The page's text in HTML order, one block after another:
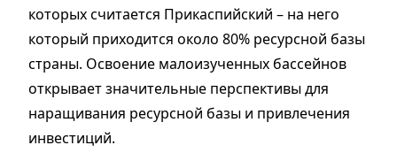
которых считается Прикаспийский – на него
который приходится около 80% ресурсной базы
страны. Освоение малоизученных бассейнов
открывает значительные перспективы для
наращивания ресурсной базы и привлечения
инвестиций.